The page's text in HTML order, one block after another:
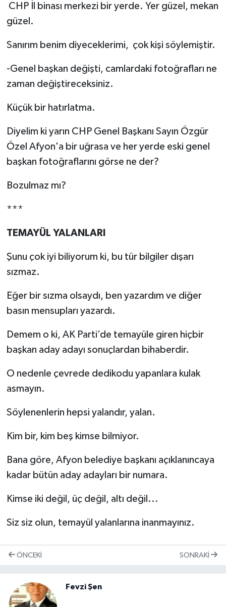
CHP İl binası merkezi bir yerde. Yer güzel, mekan
güzel.
Sanırım benim diyeceklerimi, çok kişi söylemiştir.
-Genel başkan değişti, camlardaki fotoğrafları ne
zaman değiştireceksiniz.
Küçük bir hatırlatma.
Diyelim ki yarın CHP Genel Başkanı Sayın Özgür
Özel Afyon'a bir uğrasa ve her yerde eski genel
başkan fotoğraflarını görse ne der?
Bozulmaz mı?
***
TEMAYÜL YALANLARI
Şunu çok iyi biliyorum ki, bu tür bilgiler dışarı
sızmaz.
Eğer bir sızma olsaydı, ben yazardım ve diğer
basın mensupları yazardı.
Demem o ki, AK Parti’de temayüle giren hiçbir
başkan aday adayı sonuçlardan bihaberdir.
O nedenle çevrede dedikodu yapanlara kulak
asmayın.
Söylenenlerin hepsi yalandır, yalan.
Kim bir, kim beş kimse bilmiyor.
Bana göre, Afyon belediye başkanı açıklanıncaya
kadar bütün aday adayları bir numara.
Kimse iki değil, üç değil, altı değil...
Siz siz olun, temayül yalanlarına inanmayınız.
ÖNCEKI SONRAKI
Fevzi Şen